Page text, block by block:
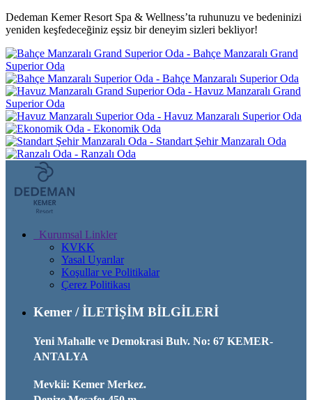
Dedeman Kemer Resort Spa & Wellness’ta ruhunuzu ve bedeninizi
yeniden keşfedeceğiniz eşsiz bir deneyim sizleri bekliyor!
Bahçe Manzaralı Grand
Superior Oda
Bahçe Manzaralı Superior Oda
Havuz Manzaralı Grand
Superior Oda
Havuz Manzaralı Superior Oda
Ekonomik Oda
Standart Şehir Manzaralı Oda
Ranzalı Oda
Kurumsal Linkler
KVKK
Yasal Uyarılar
Koşullar ve Politikalar
Çerez Politikası
Kemer / İLETİŞİM BİLGİLERİ
Yeni Mahalle ve Demokrasi Bulv. No: 67 KEMER-
ANTALYA
Mevkii: Kemer Merkez.